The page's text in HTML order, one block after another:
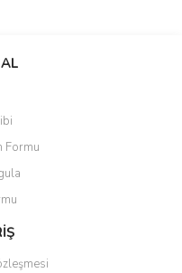
Formu